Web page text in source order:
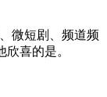
微短剧、频道频
喜的是。